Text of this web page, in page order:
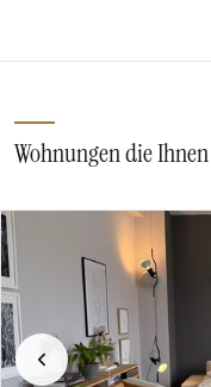
Wohnungen die
Vorherige